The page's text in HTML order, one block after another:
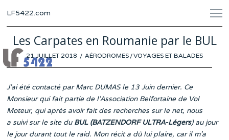
LF5422.com
Les Carpates en Roumanie par le BUL
POSTED
ON
21 JUILLET 2018 AÉRODROMES /VOYAGES ET BALADES
J’ai été contacté par Marc DUMAS le 13 Juin dernier. Ce
Monsieur qui fait partie de l’Association Belfortaine de Vol
Moteur, qui après avoir fait des recherches sur le net, nous
a suivi sur le site du BUL (BATZENDORF ULTRA-Légers) au jour
le jour durant tout le raid. Mon récit a dû lui plaire, car il m’a